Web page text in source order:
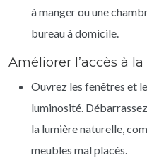
à manger ou une
bureau à domicile.
Améliorer l’accès à
Ouvrez les fenêtres et
luminosité.
la lumière naturelle,
meubles mal placés.